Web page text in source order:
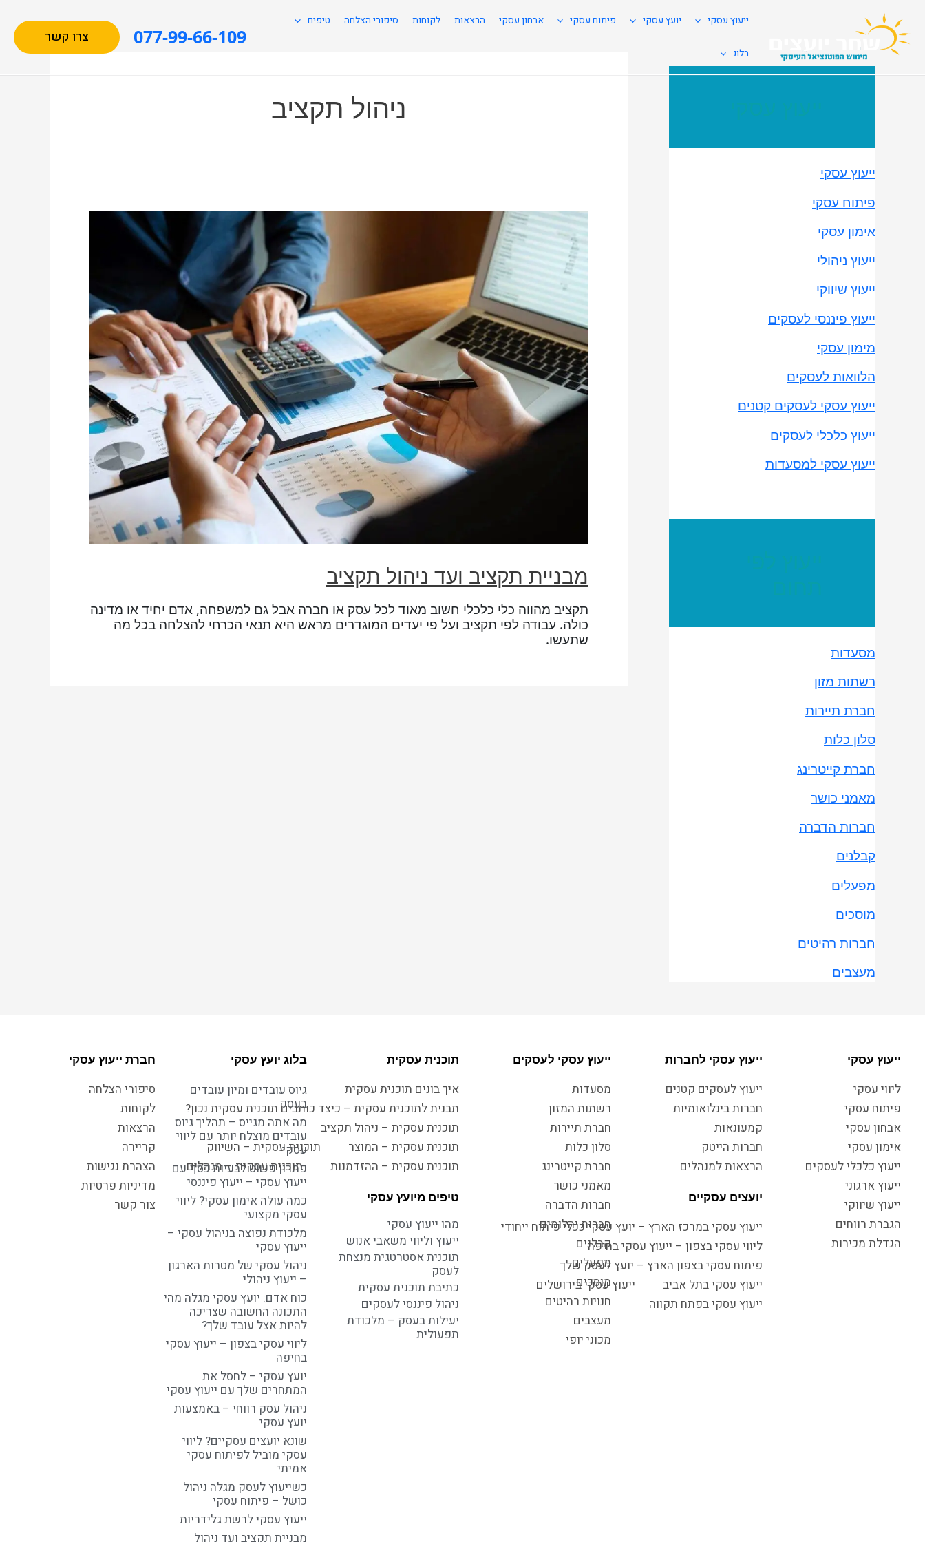
ייעוץ עסקי יועץ עסקי פיתוח עסקי אבחון עסקי הרצאות לקוחות סיפורי הצלחה טיפים
בלוג
077-99-66-109 צרו קשר
ייעוץ עסקי
פיתוח עסקי
אימון עסקי
ייעוץ ניהולי
ייעוץ שיווקי
ייעוץ פיננסי לעסקים
מימון עסקי
הלוואות לעסקים
ייעוץ עסקי לעסקים קטנים
ייעוץ כלכלי לעסקים
ייעוץ עסקי למסעדות
מסעדות
רשתות מזון
חברת תיירות
סלון כלות
חברת קייטרינג
מאמני כושר
חברות הדברה
קבלנים
מפעלים
מוסכים
חברות רהיטים
מעצבים
ניהול תקציב
מבניית תקציב ועד ניהול תקציב
תקציב מהווה כלי כלכלי חשוב מאוד לכל עסק או חברה אבל גם למשפחה, אדם יחיד או מדינה
כולה. עבודה לפי תקציב ועל פי יעדים המוגדרים מראש היא תנאי הכרחי להצלחה בכל מה
שתעשו.
ייעוץ עסקי
ליווי עסקי
פיתוח עסקי
אבחון עסקי
אימון עסקי
ייעוץ כלכלי לעסקים
ייעוץ ארגוני
ייעוץ שיווקי
הגברת רווחים
הגדלת מכירות
ייעוץ עסקי לחברות
ייעוץ לעסקים קטנים
חברות בינלואומיות
קמעונאות
חברות הייטק
הרצאות למנהלים
יועצים עסקיים
ייעוץ עסקי במרכז הארץ – יועץ עסקי ככלי פיתוח ייחודי
ליווי עסקי בצפון – ייעוץ עסקי בחיפה
פיתוח עסקי בצפון הארץ – יועץ לעסק שלך
ייעוץ עסקי בתל אביב
ייעוץ עסקי בירושלים
ייעוץ עסקי בפתח תקווה
ייעוץ עסקי לעסקים
מסעדות
רשתות המזון
חברת תיירות
סלון כלות
חברת קייטרינג
מאמני כושר
חברות הדברה
חברות יהלומים
קבלנים
מפעלים
מוסכים
חנויות רהיטים
מעצבים
מכוני יופי
תוכנית עסקית
איך בונים תוכנית עסקית
תבנית לתוכנית עסקית – כיצד כותבים תוכנית עסקית נכון?
תוכנית עסקית – ניהול תקציב
תוכנית עסקית – המוצר
תוכנית עסקית – השיווק
תוכנית עסקית – ההזדמנות
תוכנית עסקית – מנהלים
טיפים מיועץ עסקי
מהו ייעוץ עסקי
ייעוץ וליווי משאבי אנוש
תוכנית אסטרטגית מנצחת
לעסק
כתיבת תוכנית עסקית
ניהול פיננסי לעסקים
יעילות בעסק – מלכודת
תפעולית
בלוג יועץ עסקי
גיוס עובדים ומיון עובדים
בעסק
מה אתה מגייס – תהליך גיוס
עובדים מוצלח יותר עם ליווי
עסקי
פתרון פשוט לבעיות כסף עם
ייעוץ עסקי – ייעוץ פיננסי
כמה עולה אימון עסקי? ליווי
עסקי מקצועי
מלכודת נפוצה בניהול עסקי –
ייעוץ עסקי
ניהול עסקי של מטרות הארגון
– ייעוץ ניהולי
כוח אדם: יועץ עסקי מגלה מהי
התכונה החשובה שצריכה
להיות אצל עובד שלך?
ליווי עסקי בצפון – ייעוץ עסקי
בחיפה
יועץ עסקי – לחסל את
המתחרים שלך עם ייעוץ עסקי
ניהול עסק רווחי – באמצעות
יועץ עסקי
שונא יועצים עסקיים? ליווי
עסקי מוביל לפיתוח עסקי
אמיתי
כשייעוץ לעסק מגלה ניהול
כושל – פיתוח עסקי
ייעוץ עסקי לרשת גלידריות
מבניית תקציב ועד ניהול
חברת ייעוץ עסקי
סיפורי הצלחה
לקוחות
הרצאות
קריירה
הצהרת נגישות
מדיניות פרטיות
צור קשר